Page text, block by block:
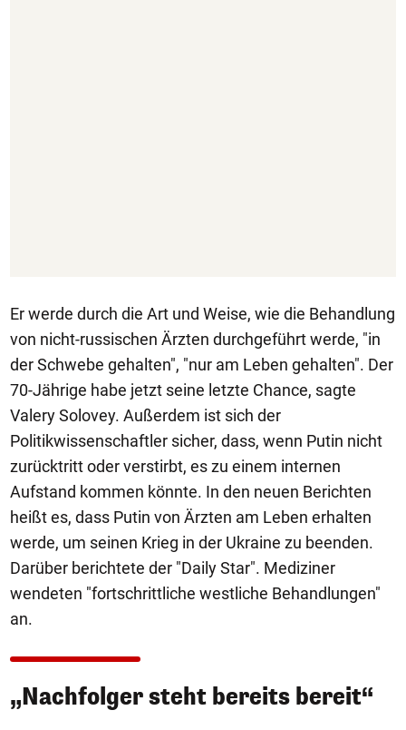
Er werde durch die Art und Weise, wie die Behandlung
von nicht-russischen Ärzten durchgeführt werde, "in
der Schwebe gehalten", "nur am Leben gehalten". Der
70-Jährige habe jetzt seine letzte Chance, sagte
Valery Solovey. Außerdem ist sich der
Politikwissenschaftler sicher, dass, wenn Putin nicht
zurücktritt oder verstirbt, es zu einem internen
Aufstand kommen könnte. In den neuen Berichten
heißt es, dass Putin von Ärzten am Leben erhalten
werde, um seinen Krieg in der Ukraine zu beenden.
Darüber berichtete der "Daily Star". Mediziner
wendeten "fortschrittliche westliche Behandlungen"
an.
„Nachfolger steht bereits bereit“